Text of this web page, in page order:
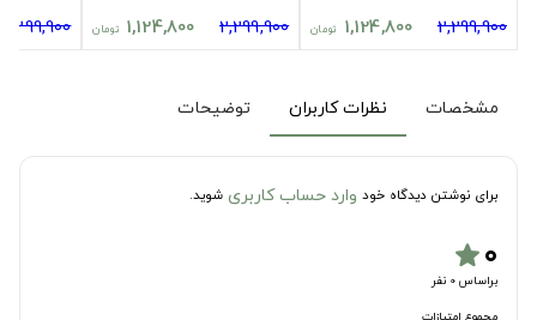
2,299,900
1,124,800 تومان 2,299,900
1,124,800 تومان 2,299,900
مشخصات نظرات کاربران توضیحات
برای نوشتن دیدگاه خود وارد حساب کاربری شوید.
۰star
براساس 0 نفر
مجموع امتیازات